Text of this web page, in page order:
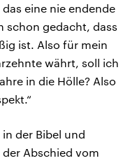
eine nie endende
schon gedacht, dass
ist. Also für mein
währt, soll ich
in die Hölle? Also
der Bibel und
Abschied vom